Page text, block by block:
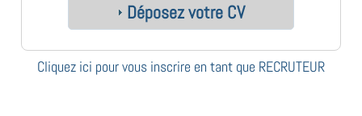
Déposez votre CV
Cliquez ici pour vous inscrire en tant que RECRUTEUR